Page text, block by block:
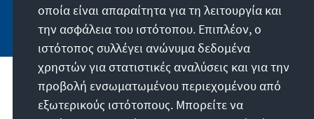
Jetzt abonnieren
Την παραγγελία μας
οποία είναι απαραίτητα για τη λειτουργία και
την ασφάλεια του ιστότοπου. Επιπλέον, ο
ιστότοπος συλλέγει ανώνυμα δεδομένα
χρηστών για στατιστικές αναλύσεις και για την
προβολή ενσωματωμένου περιεχομένου από
εξωτερικούς ιστότοπους. Μπορείτε να